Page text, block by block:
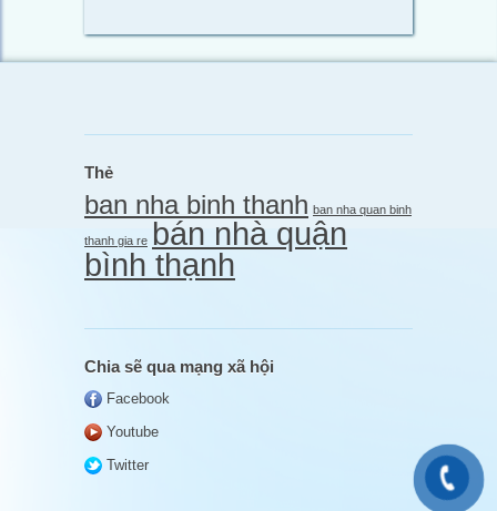
Thẻ
ban nha binh thanh ban nha quan binh
thanh gia re bán nhà quận
bình thạnh
Chia sẽ qua mạng xã hội
Facebook
Youtube
Twitter